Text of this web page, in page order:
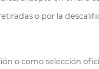
o por la
o como selección